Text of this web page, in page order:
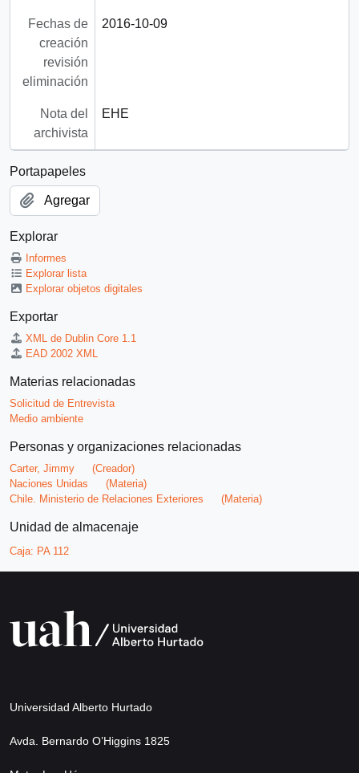
Fechas de
creación
revisión
eliminación
2016-10-09
Nota del
archivista
EHE
Portapapeles
Agregar
Explorar
Informes
Explorar lista
Explorar objetos digitales
Exportar
XML de Dublin Core 1.1
EAD 2002 XML
Materias relacionadas
Solicitud de Entrevista
Medio ambiente
Personas y organizaciones relacionadas
Carter, Jimmy
(Creador)
Naciones Unidas
(Materia)
Chile. Ministerio de Relaciones Exteriores
(Materia)
Unidad de almacenaje
Caja: PA 112
Universidad Alberto Hurtado
Avda. Bernardo O’Higgins 1825